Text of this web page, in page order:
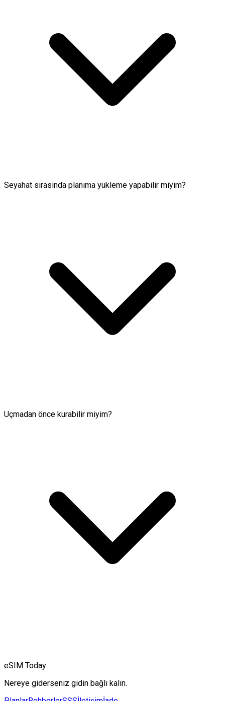
Seyahat sırasında planıma yükleme yapabilir miyim?
Uçmadan önce kurabilir miyim?
eSIM Today
Nereye giderseniz gidin bağlı kalın.